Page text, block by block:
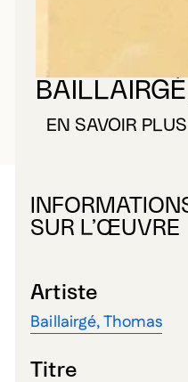
EN SAVOIR PLUS
À
SUR L’ŒUVRE
Artiste
Baillairgé, Thomas
Titre